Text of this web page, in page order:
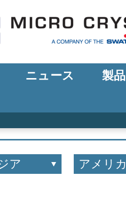
ニュース 製品
ア アメリカ